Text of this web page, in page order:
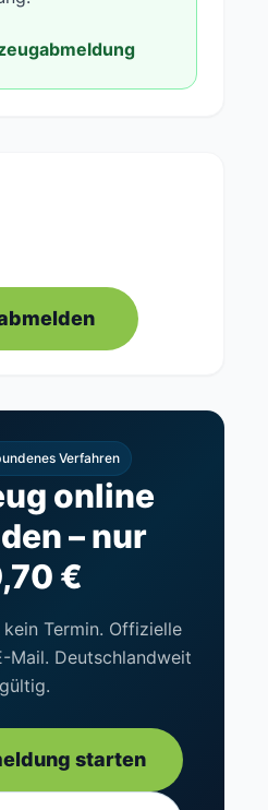
Verfahren
online
– nur
€
Termin. Offizielle
Mail. Deutschlandweit
gültig.
starten